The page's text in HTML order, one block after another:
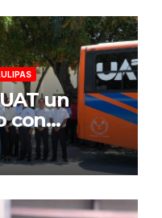
un
con
la nueva